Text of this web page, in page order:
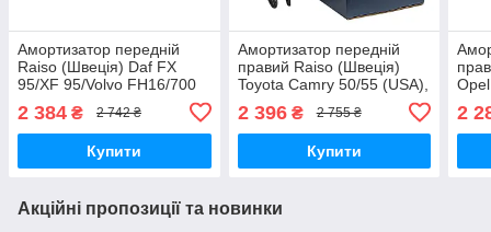
Амортизатор передній
Raiso (Швеція) Daf FX
95/XF 95/Volvo FH16/700
#RS290980 UAWZUXZ17
2 384 ₴ 2 742 ₴
Купити
Амортизатор передній
правий Raiso (Швеція)
Toyota Camry 50/55 (USA),
#RS339288 UAYDBWE17
2 396₴ 2 755 ₴
Купити
2
Акційні пропозиції та новинки